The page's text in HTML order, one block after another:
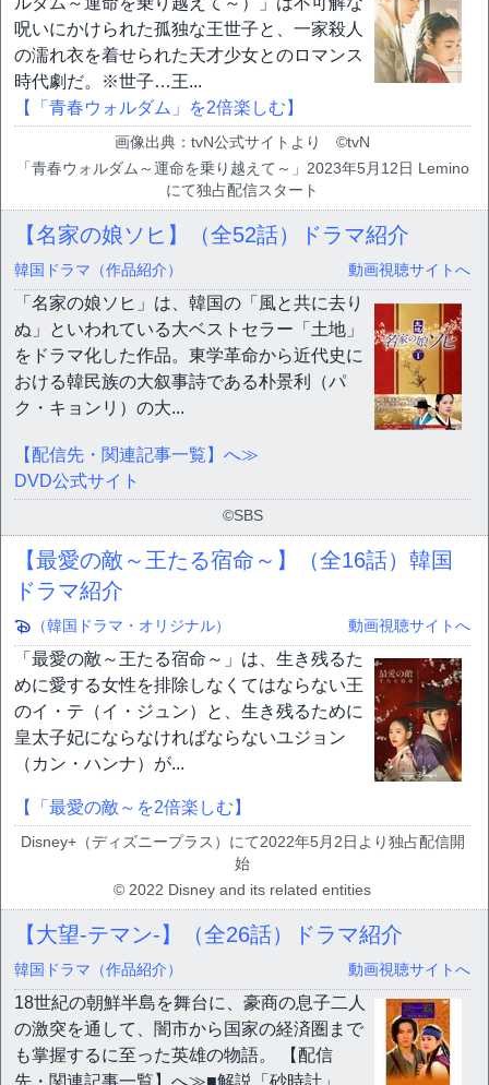
呪いにかけられた孤独な王世子と、一家殺人
の濡れ衣を着せられた天才少女とのロマンス
時代劇だ。※世子…王...
【「青春ウォルダム」を2倍楽しむ】
画像出典：tvN公式サイトより ©tvN
「青春ウォルダム～運命を乗り越えて～」2023年5月12日 Lemino
にて独占配信スタート
【名家の娘ソヒ】（全52話）ドラマ紹介
韓国ドラマ（作品紹介） 動画視聴サイトへ
「名家の娘ソヒ」は、韓国の「風と共に去り
ぬ」といわれている大ベストセラー「土地」
をドラマ化した作品。東学革命から近代史に
おける韓民族の大叙事詩である朴景利（パ
ク・キョンリ）の大...
【配信先・関連記事一覧】へ≫
DVD公式サイト
©SBS
【最愛の敵～王たる宿命～】（全16話）韓国
ドラマ紹介
（韓国ドラマ・オリジナル） 動画視聴サイトへ
「最愛の敵～王たる宿命～」は、生き残るた
めに愛する女性を排除しなくてはならない王
のイ・テ（イ・ジュン）と、生き残るために
皇太子妃にならなければならないユジョン
（カン・ハンナ）が...
【「最愛の敵～を2倍楽しむ】
Disney+（ディズニープラス）にて2022年5月2日より独占配信開
始
© 2022 Disney and its related entities
【大望-テマン-】（全26話）ドラマ紹介
韓国ドラマ（作品紹介） 動画視聴サイトへ
18世紀の朝鮮半島を舞台に、豪商の息子二人
の激突を通して、闇市から国家の経済圏まで
も掌握するに至った英雄の物語。 【配信
先・関連記事一覧】へ≫■解説「砂時計」